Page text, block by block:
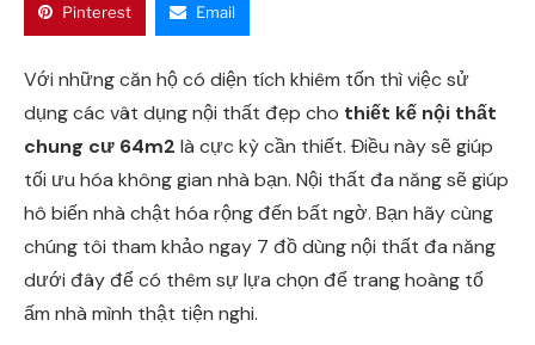
Pinterest Email
Với những căn hộ có diện tích khiêm tốn thì việc sử
dụng các vât dụng nội thất đẹp cho thiết kế nội thất
chung cư 64m2 là cực kỳ cần thiết. Điều này sẽ giúp
tối ưu hóa không gian nhà bạn. Nội thất đa năng sẽ giúp
hô biến nhà chật hóa rộng đến bất ngờ. Bạn hãy cùng
chúng tôi tham khảo ngay 7 đồ dùng nội thất đa năng
dưới đây để có thêm sự lựa chọn để trang hoàng tổ
ấm nhà mình thật tiện nghi.